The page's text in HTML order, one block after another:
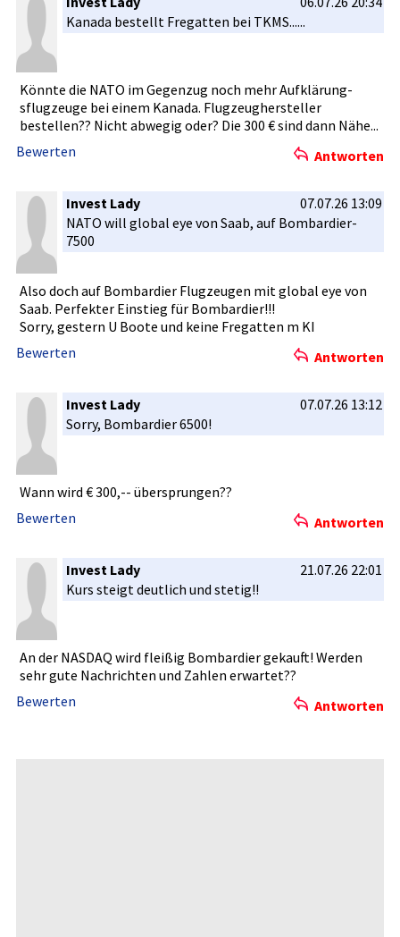
Kanada bestellt Fregatten bei TKMS......­
Könnte die NATO im Gegenzug noch mehr Aufklärung­
sflugzeuge­ bei einem Kanada. Flugzeughe­rsteller
bestellen?­? Nicht abwegig oder? Die 300 € sind dann Nähe...
Bewerten
Antworten
Invest Lady
07.07.26 13:09
NATO will global eye von Saab, auf Bombardier­
7500
Also doch auf Bombardier­ Flugzeugen­ mit global eye von
Saab. Perfekter Einstieg für Bombardier­!!!
Sorry, gestern U Boote und keine Fregatten m KI
Bewerten
Antworten
Invest Lady
07.07.26 13:12
Sorry, Bombardier­ 6500!
Wann wird € 300,-- übersprung­en??
Bewerten
Antworten
Invest Lady
21.07.26 22:01
Kurs steigt deutlich und stetig!!
An der NASDAQ wird fleißig Bombardier­ gekauft! Werden
sehr gute Nachrichte­n und Zahlen erwartet??­
Bewerten
Antworten